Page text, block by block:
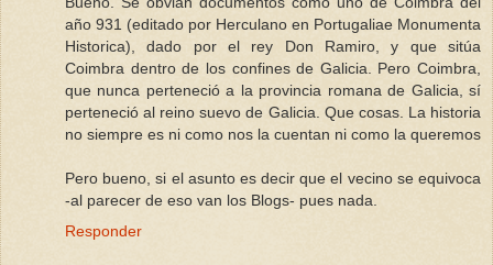
año 931 (editado por Herculano en Portugaliae Monumenta
Historica), dado por el rey Don Ramiro, y que sitúa
Coimbra dentro de los confines de Galicia. Pero Coimbra,
que nunca perteneció a la provincia romana de Galicia, sí
perteneció al reino suevo de Galicia. Que cosas. La historia
no siempre es ni como nos la cuentan ni como la queremos
Pero bueno, si el asunto es decir que el vecino se equivoca
-al parecer de eso van los Blogs- pues nada.
Responder